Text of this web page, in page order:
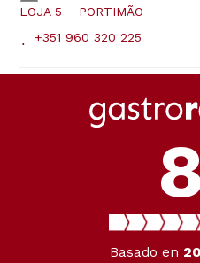
LOJA 5
PORTIMÃO
+351 960 320 225
Basado en